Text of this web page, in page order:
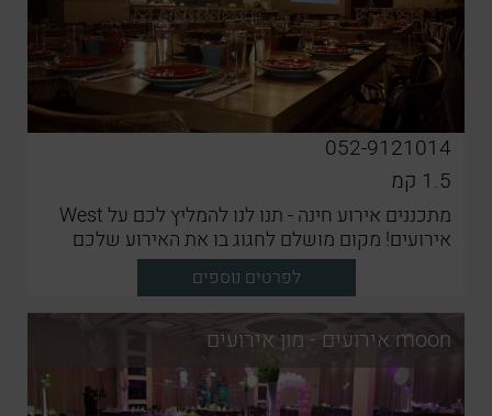
052-9121014
1.5 קמ
מתכננים אירוע חינה - תנו לנו להמליץ לכם על West
אירועים! מקום מושלם לחגוג בו את האירוע שלכם
באווירה מדהימה עם תפריט שף עשיר לחווית אירוע
לפרטים נוספים
moon אירועים - מון אירועים